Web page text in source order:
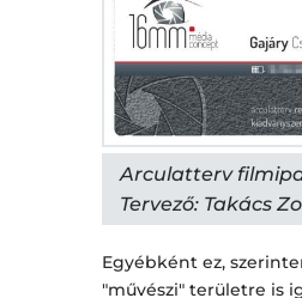
Arculatterv
Tervező: Takács
Egyébként ez,
"művészi" területre is